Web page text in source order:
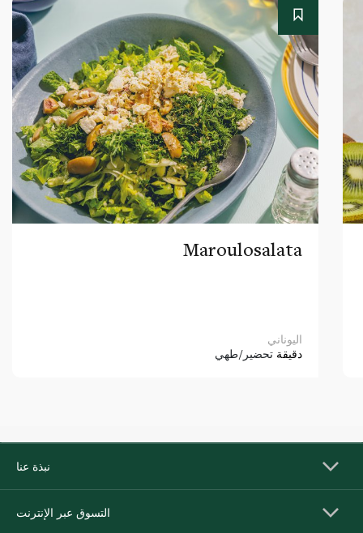
Maroulosalata
اليوناني
دقيقة تحضير/طهي
نبذة عنا
التسوق عبر الإنترنت